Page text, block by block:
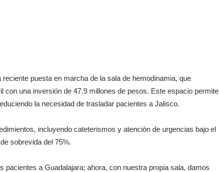
puesta en marcha de la sala de hemodinamia, que
con una inversión de 47.9 millones de pesos. Este espacio permite
la necesidad de trasladar pacientes a Jalisco.
incluyendo cateterismos y atención de urgencias bajo el
sobrevida del 75%.
pacientes a Guadalajara; ahora, con nuestra propia sala, damos